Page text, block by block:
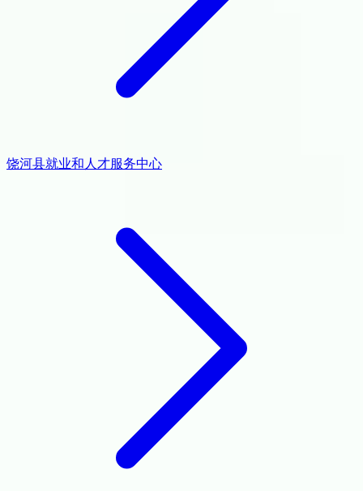
饶河县就业和人才服务中心